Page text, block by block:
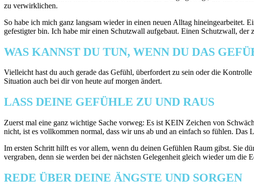
zu verwirklichen.
So habe ich mich ganz langsam wieder in einen neuen Alltag hineingearbeitet.
gefestigter bin. Ich habe mir einen Schutzwall aufgebaut. Einen Schutzwall,
WAS KANNST DU TUN, WENN DU DAS
Vielleicht hast du auch gerade das Gefühl, überfordert zu sein oder die
Situation auch bei dir von heute auf morgen ändert.
LASS DEINE GEFÜHLE ZU UND RAUS
Zuerst mal eine ganz wichtige Sache vorweg: Es ist KEIN Zeichen von
nicht, ist es vollkommen normal, dass wir uns ab und an einfach so fühlen.
Im ersten Schritt hilft es vor allem, wenn du deinen Gefühlen Raum gibst. Sie
vergraben, denn sie werden bei der nächsten Gelegenheit gleich wieder um die
REDE ÜBER DEINE ÄNGSTE UND SORGEN